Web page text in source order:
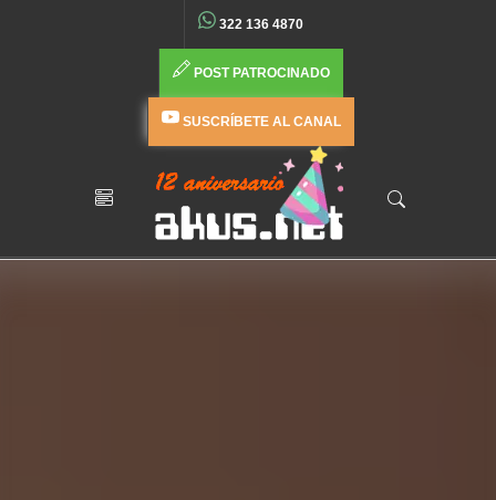
322 136 4870
POST PATROCINADO
SUSCRÍBETE AL CANAL